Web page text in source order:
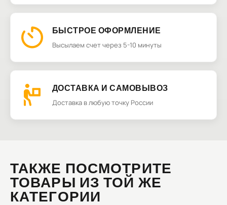
БЫСТРОЕ ОФОРМЛЕНИЕ
Высылаем счет через 5-10 минуты
ДОСТАВКА И САМОВЫВОЗ
Доставка в любую точку России
ТАКЖЕ ПОСМОТРИТЕ
ТОВАРЫ ИЗ ТОЙ ЖЕ
КАТЕГОРИИ